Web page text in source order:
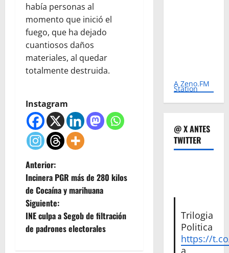
había personas al
momento que inició el
fuego, que ha dejado
cuantiosos daños
materiales, al quedar
totalmente destruida.
Instagram
N
a
v
e
Anterior:
Incinera PGR más de 280 kilos
de Cocaína y marihuana
Siguiente:
INE culpa a Segob de filtración
de padrones electorales
A Zeno.FM
Station
@ X ANTES
TWITTER
Trilogia
Politica
https://